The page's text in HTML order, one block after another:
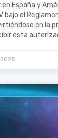
España y
bajo el
en la
esta